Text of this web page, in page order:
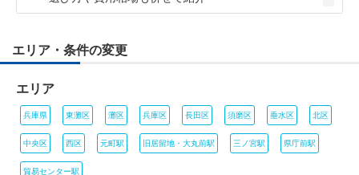
エリア・条件の変更
エリア
兵庫県 東灘区 灘区 兵庫区 長田区 須磨区 垂水区 北区
中央区 西区 元町駅 旧居留地・大丸前駅 三ノ宮駅 県庁前駅
貿易センター駅